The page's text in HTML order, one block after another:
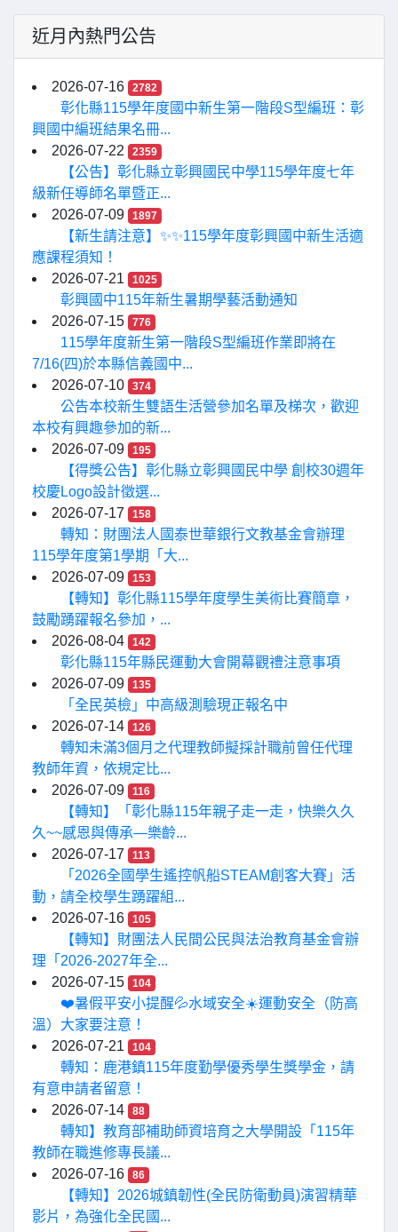
近月內熱門公告
2026-07-16 2782
彰化縣115學年度國中新生第一階段S型編班：彰
興國中編班結果名冊...
2026-07-22
2359
【公告】彰化縣立彰興國民中學115學年度七年
級新任導師名單暨正...
2026-07-09
1897
【新生請注意】✨✨115學年度彰興國中新生活適
應課程須知！
2026-07-21
1025
彰興國中115年新生暑期學藝活動通知
2026-07-15
776
115學年度新生第一階段S型編班作業即將在
7/16(四)於本縣信義國中...
2026-07-10
374
公告本校新生雙語生活營參加名單及梯次，歡迎
本校有興趣參加的新...
2026-07-09
195
【得獎公告】彰化縣立彰興國民中學 創校30週年
校慶Logo設計徵選...
2026-07-17
158
轉知：財團法人國泰世華銀行文教基金會辦理
115學年度第1學期「大...
2026-07-09
153
【轉知】彰化縣115學年度學生美術比賽簡章，
鼓勵踴躍報名參加，...
2026-08-04
142
彰化縣115年縣民運動大會開幕觀禮注意事項
2026-07-09
135
「全民英檢」中高級測驗現正報名中
2026-07-14
126
轉知未滿3個月之代理教師擬採計職前曾任代理
教師年資，依規定比...
2026-07-09
116
【轉知】「彰化縣115年親子走一走，快樂久久
久~~感恩與傳承—樂齡...
2026-07-17
113
「2026全國學生遙控帆船STEAM創客大賽」活
動，請全校學生踴躍組...
2026-07-16
105
【轉知】財團法人民間公民與法治教育基金會辦
理「2026-2027年全...
2026-07-15
104
❤️暑假平安小提醒💦水域安全☀️運動安全（防高
溫）大家要注意！
2026-07-21
104
轉知：鹿港鎮115年度勤學優秀學生獎學金，請
有意申請者留意！
2026-07-14
88
轉知】教育部補助師資培育之大學開設「115年
教師在職進修專長議...
2026-07-16
86
【轉知】2026城鎮韌性(全民防衛動員)演習精華
影片，為強化全民國...